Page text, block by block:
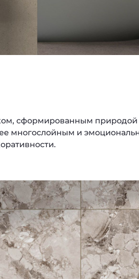
сформированным
многослойным и